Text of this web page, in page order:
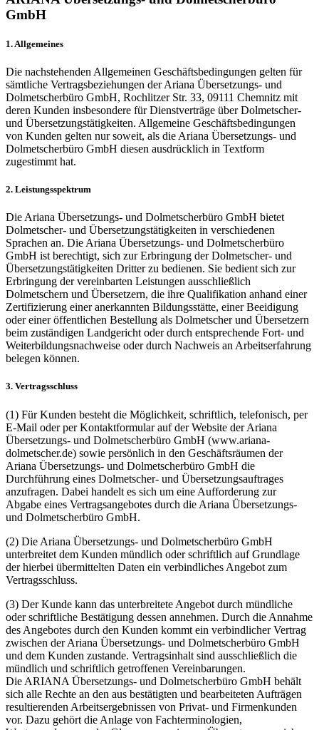
GmbH
1. Allgemeines
Die nachstehenden Allgemeinen Geschäftsbedingungen gelten für
sämtliche Vertragsbeziehungen der Ariana Übersetzungs- und
Dolmetscherbüro GmbH, Rochlitzer Str. 33, 09111 Chemnitz mit
deren Kunden insbesondere für Dienstverträge über Dolmetscher-
und Übersetzungstätigkeiten. Allgemeine Geschäftsbedingungen
von Kunden gelten nur soweit, als die Ariana Übersetzungs- und
Dolmetscherbüro GmbH diesen ausdrücklich in Textform
zugestimmt hat.
2. Leistungsspektrum
Die Ariana Übersetzungs- und Dolmetscherbüro GmbH bietet
Dolmetscher- und Übersetzungstätigkeiten in verschiedenen
Sprachen an. Die Ariana Übersetzungs- und Dolmetscherbüro
GmbH ist berechtigt, sich zur Erbringung der Dolmetscher- und
Übersetzungstätigkeiten Dritter zu bedienen. Sie bedient sich zur
Erbringung der vereinbarten Leistungen ausschließlich
Dolmetschern und Übersetzern, die ihre Qualifikation anhand einer
Zertifizierung einer anerkannten Bildungsstätte, einer Beeidigung
oder einer öffentlichen Bestellung als Dolmetscher und Übersetzern
beim zuständigen Landgericht oder durch entsprechende Fort- und
Weiterbildungsnachweise oder durch Nachweis an Arbeitserfahrung
belegen können.
3. Vertragsschluss
(1) Für Kunden besteht die Möglichkeit, schriftlich, telefonisch, per
E-Mail oder per Kontaktformular auf der Website der Ariana
Übersetzungs- und Dolmetscherbüro GmbH (www.ariana-
dolmetscher.de) sowie persönlich in den Geschäftsräumen der
Ariana Übersetzungs- und Dolmetscherbüro GmbH die
Durchführung eines Dolmetscher- und Übersetzungsauftrages
anzufragen. Dabei handelt es sich um eine Aufforderung zur
Abgabe eines Vertragsangebotes durch die Ariana Übersetzungs-
und Dolmetscherbüro GmbH.
(2) Die Ariana Übersetzungs- und Dolmetscherbüro GmbH
unterbreitet dem Kunden mündlich oder schriftlich auf Grundlage
der hierbei übermittelten Daten ein verbindliches Angebot zum
Vertragsschluss.
(3) Der Kunde kann das unterbreitete Angebot durch mündliche
oder schriftliche Bestätigung dessen annehmen. Durch die Annahme
des Angebotes durch den Kunden kommt ein verbindlicher Vertrag
zwischen der Ariana Übersetzungs- und Dolmetscherbüro GmbH
und dem Kunden zustande. Vertragsinhalt sind ausschließlich die
mündlich und schriftlich getroffenen Vereinbarungen.
Die ARIANA Übersetzungs- und Dolmetscherbüro GmbH behält
sich alle Rechte an den aus bestätigten und bearbeiteten Aufträgen
resultierenden Arbeitsergebnissen von Privat- und Firmenkunden
vor. Dazu gehört die Anlage von Fachterminologien,